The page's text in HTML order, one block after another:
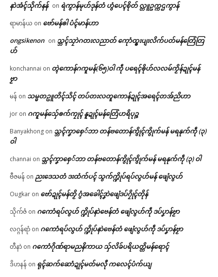
နာဲအံၚ်သိုက်နန် on ရဲကွာန်မုဟ်ဒုန်တံ ဟွံပေၚ်စိုတ် လ္တူဥက္ကဌကွာန်
ရာမာန်ယ on ဗော်မန်ၜါ ပံၚ်မာန်ဟာ
ongsikenon on သ္ဘၚ်သၠာဲဂတးလညာတ် ကေုာံထ္ၜးပျးလိက်ပတ်မန်တြေံတြ
ဟ်
konchannai on တ္ၚဲကောန်ဂကူမန်(၆၅)ဝါ ကဵု ပရေၚ်ၜိုဟ်လလမ်ကၟိန်ဍုၚ်မန်
ဗၟာ
မန် on သမ္မတဥူတိၚ်သိၚ် တပ်တးလတူကောန်ဍုၚ်အရေၚ်တအ်ညိဟာ
jor on ဂကူမန်​သှ်ေၜက်ကၠုၚ် နူဍုၚ်မန်တြေံဟရိပုဉ္ဇ
Banyakhong on သ္ဘၚ်ကၞာစှေ်ဘာ တန်ဗတောန်ကွိုၚ်ကွိုက်မန် မရနုက်ကဵု (၃)
ဝါ
channai on သ္ဘၚ်ကၞာစှေ်ဘာ တန်ဗတောန်ကွိုၚ်ကွိုက်မန် မရနုက်ကဵု (၃) ဝါ
ဗီဇမန် on ညးဒေသတံ ဒးထံက်ပၚ် သွက်က္ဍိုပ်ရပ်လွဟ်မန် ဖျေံလွဟ်
Ougkar on ဗော်ဍုၚ်မန်တၟိ ဂွံအခေါၚ်ဒၞာဲဖျေံဒပ်ဂၠိုၚ်တိုန်
သိုက်ဇံ on ဂကောံရပ်လွဟ် က္ဍိုပ်နာဲဗေန်တံ ဖျေံလွဟ်ကဵု ဒပ်ပၞာန်ဗၟာ
လဂ္ဂန်ရာံ on ဂကောံရပ်လွဟ် က္ဍိုပ်နာဲဗေန်တံ ဖျေံလွဟ်ကဵု ဒပ်ပၞာန်ဗၟာ
တီနာဲ on ဂကောံဂိုဏ်ရာမညနိကာယ သှ်လိခ်ပရိယတ္တိမန်ရောၚ်
ဒိဟနန် on ရုၚ်ဆက်ဆောံဍုၚ်မတ်မလီု ကလေၚ်ပံက်ယျ